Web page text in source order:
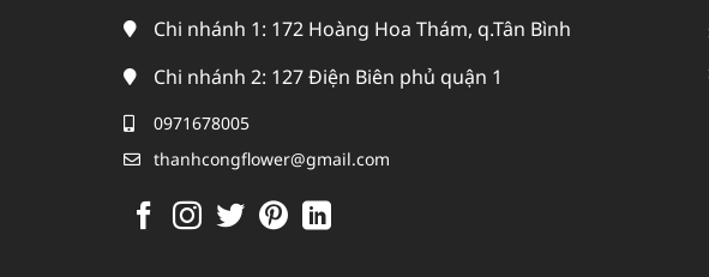
Chi nhánh 1: 172 Hoàng Hoa Thám, q.Tân Bình
Chi nhánh 2: 127 Điện Biên phủ quận 1
0971678005
thanhcongflower@gmail.com